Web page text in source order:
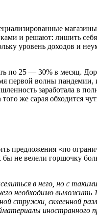
и решают: лишить себя
уровень доходов и
по 25 — 30% в месяц.
первой волны
заработала в
же сарая обходится
предложения «по
не велели горшочку
в него, но с
необходимо выложить
стружки, склеенной